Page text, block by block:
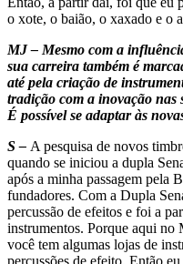
o xote, o baião, o xaxado e o
MJ – Mesmo com a
sua carreira também é
até pela criação de
tradição com a inovação nas
É possível se adaptar às
S – A pesquisa de novos
quando se iniciou a dupla
após a minha passagem
fundadores. Com a Dupla
percussão de efeitos e foi a
instrumentos. Porque aqui no
você tem algumas lojas de
percussões de efeito. Então